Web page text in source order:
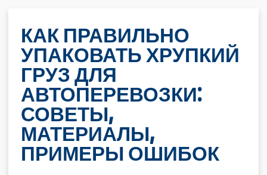
КАК ПРАВИЛЬНО
УПАКОВАТЬ ХРУПКИЙ
ГРУЗ ДЛЯ
АВТОПЕРЕВОЗКИ:
СОВЕТЫ,
МАТЕРИАЛЫ,
ПРИМЕРЫ ОШИБОК